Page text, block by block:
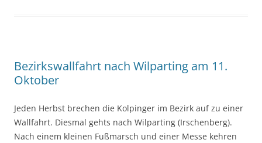
Bezirkswallfahrt nach Wilparting am 11.
Oktober
Jeden Herbst brechen die Kolpinger im Bezirk auf zu einer
Wallfahrt. Diesmal gehts nach Wilparting (Irschenberg).
Nach einem kleinen Fußmarsch und einer Messe kehren